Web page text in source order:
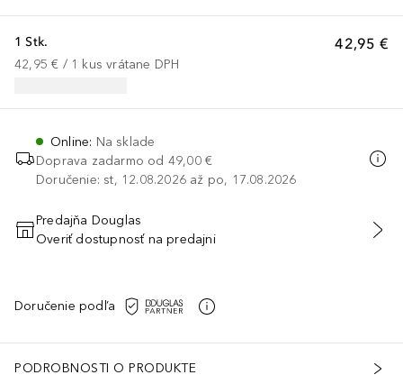
42,95 €
1 Stk.
42,95 € / 1 kus vrátane DPH
Online: Na sklade
Doprava zadarmo od 49,00 €
Doručenie: st, 12.08.2026 až po, 17.08.2026
PRIDAŤ DO KOŠÍKA
Predajňa Douglas
Overiť dostupnosť na predajni
Doručenie podľa
PODROBNOSTI O PRODUKTE